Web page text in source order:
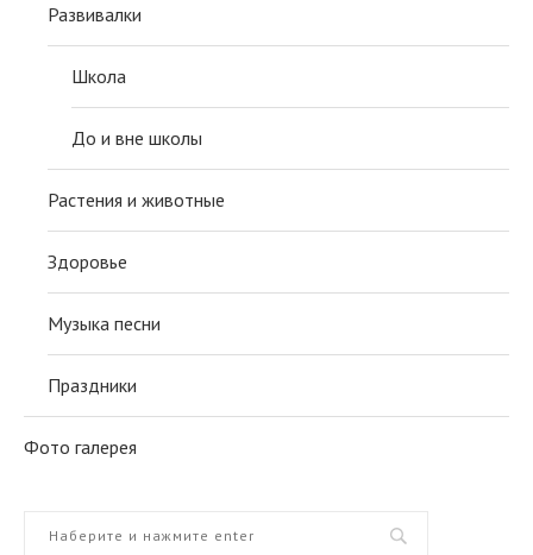
Развивалки
Школа
До и вне школы
Растения и животные
Здоровье
Музыка песни
Праздники
Фото галерея